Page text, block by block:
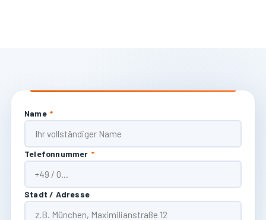
Name *
Telefonnummer *
Stadt / Adresse